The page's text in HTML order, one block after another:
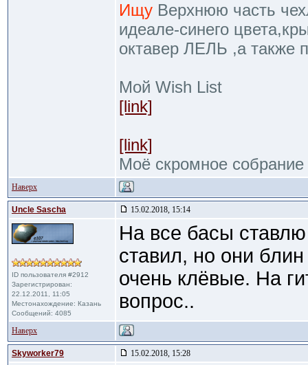
Ищу Верхнюю часть
идеале-синего
октавер ЛЕЛЬ ,а также
Мой Wish List
[link]
[link]
Моё скромное собрание
Наверх
Uncle Sascha 15.02.2018, 15:14
ID пользователя #2912
Зарегистрирован:
22.12.2011, 11:05
Местонахождение: Казань
Сообщений: 4085
На все басы
ставил, но они
очень клёвые. На
вопрос..
Наверх
Skyworker79 15.02.2018, 15:28